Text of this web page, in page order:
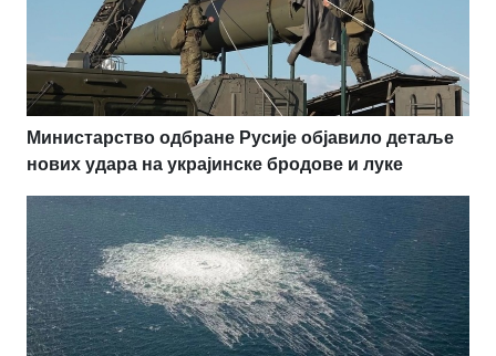
Министарство одбране Русије објавило детаље
нових удара на украјинске бродове и луке